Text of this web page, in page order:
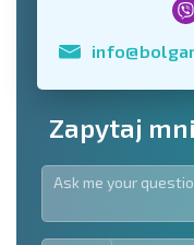
Zapytaj